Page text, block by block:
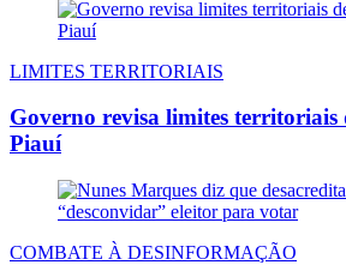
LIMITES TERRITORIAIS
Governo revisa limites territoriais
Piauí
COMBATE À DESINFORMAÇÃO